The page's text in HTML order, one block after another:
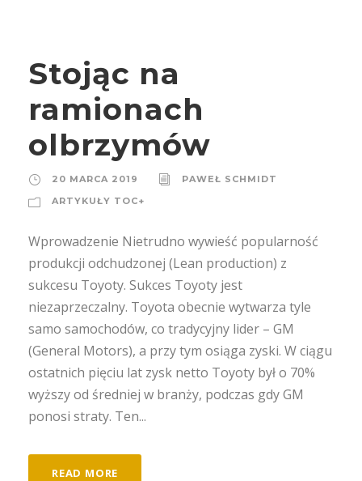
Stojąc na
ramionach
olbrzymów
20 MARCA 2019
PAWEŁ SCHMIDT
ARTYKUŁY TOC+
Wprowadzenie Nietrudno wywieść popularność
produkcji odchudzonej (Lean production) z
sukcesu Toyoty. Sukces Toyoty jest
niezaprzeczalny. Toyota obecnie wytwarza tyle
samo samochodów, co tradycyjny lider – GM
(General Motors), a przy tym osiąga zyski. W ciągu
ostatnich pięciu lat zysk netto Toyoty był o 70%
wyższy od średniej w branży, podczas gdy GM
ponosi straty. Ten...
READ MORE